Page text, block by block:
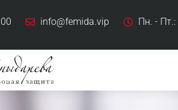
info@femida.vip Пн. - Пт.: